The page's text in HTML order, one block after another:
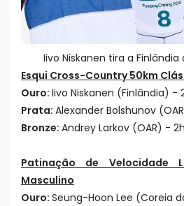
Iivo Niskanen tira a
Esqui Cross-Country 50km
Ouro: Iivo Niskanen (Finlândia) -
Prata: Alexander Bolshunov
Bronze: Andrey Larkov (OAR) -
Patinação de Velocidade
Masculino
Ouro: Seung-Hoon Lee (Coreia